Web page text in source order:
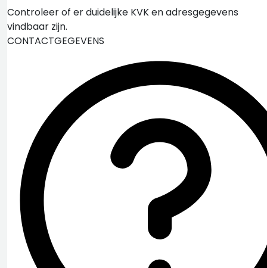
Controleer of er duidelijke KVK en adresgegevens
vindbaar zijn.
CONTACTGEGEVENS